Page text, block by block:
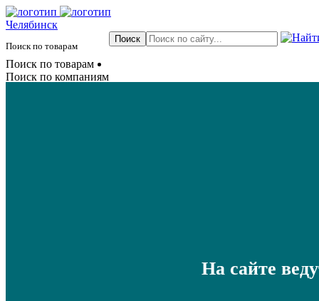
Челябинск
Поиск по товарам
Поиск по товарам
Поиск по компаниям
На сайте